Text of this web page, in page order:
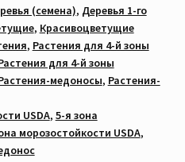
(семена), Деревья 1-го
, Красивоцветущие
, Растения для 4-й зоны
для 4-й зоны
медоносы, Растения-
USDA, 5-я зона
морозостойкости USDA,